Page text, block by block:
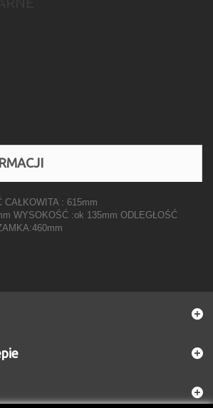
CAŁKOWITA : 615mm
WYSOKOŚĆ :ok 135mm ODLEGŁOŚĆ